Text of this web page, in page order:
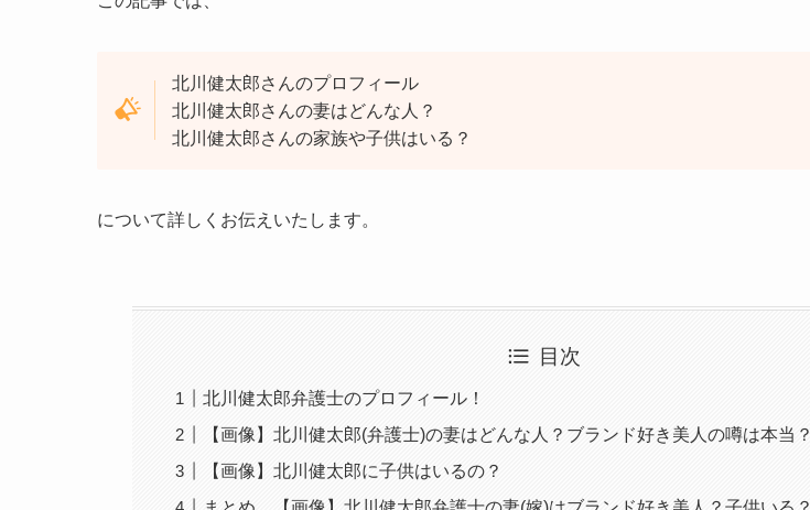
北川健太郎さんのプロフィール
北川健太郎さんの妻はどんな人？
北川健太郎さんの家族や子供はいる？
について詳しくお伝えいたします。
目次
北川健太郎弁護士のプロフィール！
【画像】北川健太郎(弁護士)の妻はどんな人？ブランド好き美人の噂は本当？
【画像】北川健太郎に子供はいるの？